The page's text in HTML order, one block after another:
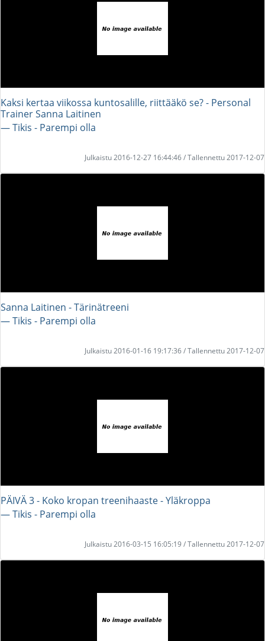
Kaksi kertaa viikossa kuntosalille, riittääkö se? - Personal
Trainer Sanna Laitinen
― Tikis - Parempi olla
Julkaistu 2016-12-27 16:44:46 / Tallennettu 2017-12-07
Sanna Laitinen - Tärinätreeni
― Tikis - Parempi olla
Julkaistu 2016-01-16 19:17:36 / Tallennettu 2017-12-07
PÄIVÄ 3 - Koko kropan treenihaaste - Yläkroppa
― Tikis - Parempi olla
Julkaistu 2016-03-15 16:05:19 / Tallennettu 2017-12-07